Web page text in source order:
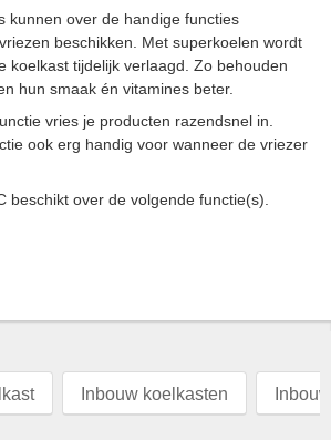
kunnen over de handige functies
beschikken. Met superkoelen wordt
koelkast tijdelijk verlaagd. Zo behouden
hun smaak én vitamines beter.
vries je producten razendsnel in.
ook erg handig voor wanneer de vriezer
beschikt over de volgende functie(s).
Inbouw koelkasten